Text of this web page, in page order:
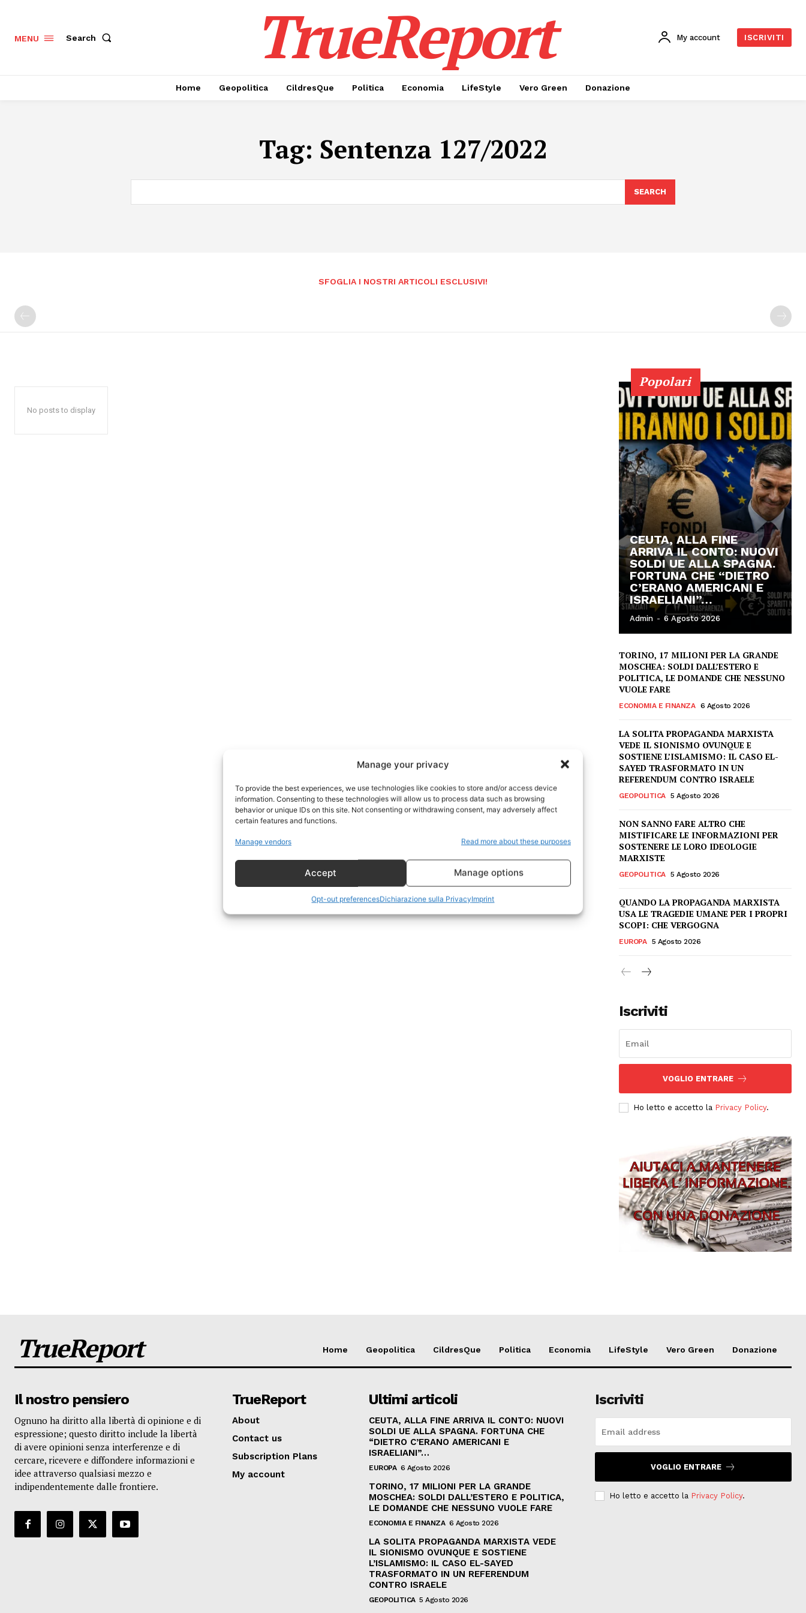
Manage your privacy
To provide the best experiences, we use technologies like cookies to store and/or access device
information. Consenting to these technologies will allow us to process data such as browsing
behavior or unique IDs on this site. Not consenting or withdrawing consent, may adversely affect
certain features and functions.
Manage vendors Read more about these purposes
Accept Manage options
Opt-out preferencesDichiarazione sulla PrivacyImprint
Geopolitica
MENU Search TrueReport My account ISCRIVITI
Home Geopolitica CildresQue Politica Economia LifeStyle Vero Green Donazione
Tag: Sentenza 127/2022
SEARCH
SFOGLIA I NOSTRI ARTICOLI ESCLUSIVI!
No posts to display
Popolari
CEUTA, ALLA FINE
ARRIVA IL CONTO: NUOVI
SOLDI UE ALLA SPAGNA.
FORTUNA CHE “DIETRO
C’ERANO AMERICANI E
ISRAELIANI”…
Admin - 6 Agosto 2026
TORINO, 17 MILIONI PER LA GRANDE
MOSCHEA: SOLDI DALL’ESTERO E
POLITICA, LE DOMANDE CHE NESSUNO
VUOLE FARE
ECONOMIA E FINANZA 6 Agosto 2026
LA SOLITA PROPAGANDA MARXISTA
VEDE IL SIONISMO OVUNQUE E
SOSTIENE L’ISLAMISMO: IL CASO EL-
SAYED TRASFORMATO IN UN
REFERENDUM CONTRO ISRAELE
GEOPOLITICA 5 Agosto 2026
NON SANNO FARE ALTRO CHE
MISTIFICARE LE INFORMAZIONI PER
SOSTENERE LE LORO IDEOLOGIE
MARXISTE
GEOPOLITICA 5 Agosto 2026
QUANDO LA PROPAGANDA MARXISTA
USA LE TRAGEDIE UMANE PER I PROPRI
SCOPI: CHE VERGOGNA
EUROPA 5 Agosto 2026
Iscriviti
VOGLIO ENTRARE
Ho letto e accetto la Privacy Policy.
TrueReport Home Geopolitica CildresQue Politica Economia LifeStyle Vero Green Donazione
Il nostro pensiero
Ognuno ha diritto alla libertà di opinione e di
espressione; questo diritto include la libertà
di avere opinioni senza interferenze e di
cercare, ricevere e diffondere informazioni e
idee attraverso qualsiasi mezzo e
indipendentemente dalle frontiere.
TrueReport
About
Contact us
Subscription Plans
My account
Ultimi articoli
CEUTA, ALLA FINE ARRIVA IL CONTO: NUOVI
SOLDI UE ALLA SPAGNA. FORTUNA CHE
“DIETRO C’ERANO AMERICANI E
ISRAELIANI”…
EUROPA 6 Agosto 2026
TORINO, 17 MILIONI PER LA GRANDE
MOSCHEA: SOLDI DALL’ESTERO E POLITICA,
LE DOMANDE CHE NESSUNO VUOLE FARE
ECONOMIA E FINANZA 6 Agosto 2026
LA SOLITA PROPAGANDA MARXISTA VEDE
IL SIONISMO OVUNQUE E SOSTIENE
L’ISLAMISMO: IL CASO EL-SAYED
TRASFORMATO IN UN REFERENDUM
CONTRO ISRAELE
GEOPOLITICA 5 Agosto 2026
Iscriviti
VOGLIO ENTRARE
Ho letto e accetto la Privacy Policy.